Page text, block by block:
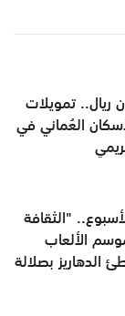
مليون ريال.. تمويلات
العُماني في
"الثقافة
الألعاب
الدهاريز بصلالة